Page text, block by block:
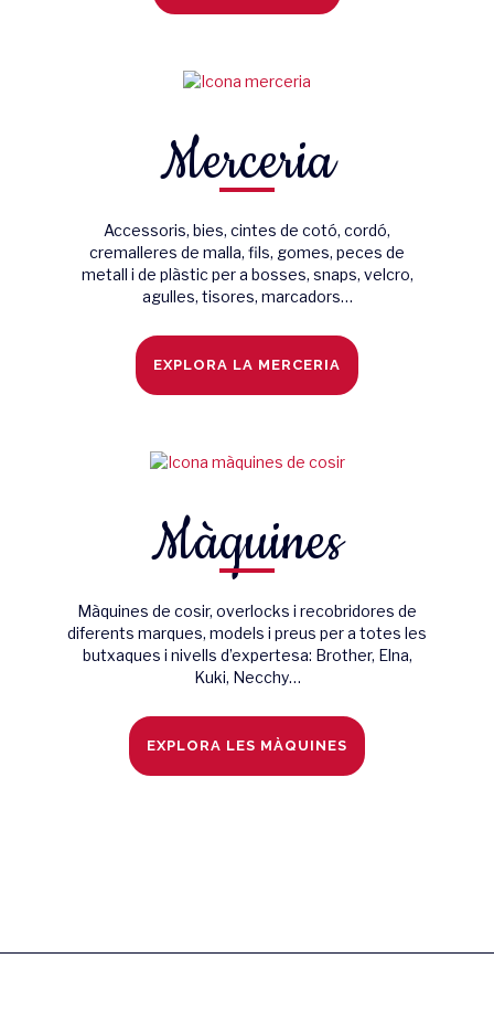
Merceria
Accessoris, bies, cintes de cotó, cordó,
cremalleres de malla, fils, gomes, peces de
metall i de plàstic per a bosses, snaps, velcro,
agulles, tisores, marcadors…
EXPLORA LA MERCERIA
Màquines
Màquines de cosir, overlocks i recobridores de
diferents marques, models i preus per a totes les
butxaques i nivells d’expertesa: Brother, Elna,
Kuki, Necchy…
EXPLORA LES MÀQUINES